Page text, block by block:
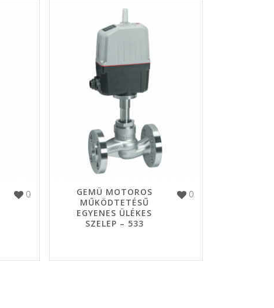
0 0
GEMÜ MOTOROS
MŰKÖDTETÉSŰ
EGYENES ÜLÉKES
SZELEP – 533